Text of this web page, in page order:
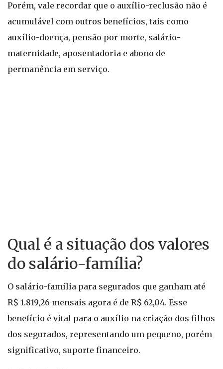
Porém, vale recordar que o auxílio-reclusão não é
acumulável com outros benefícios, tais como
auxílio-doença, pensão por morte, salário-
maternidade, aposentadoria e abono de
permanência em serviço.
Qual é a situação dos valores
do salário-família?
O salário-família para segurados que ganham até
R$ 1.819,26 mensais agora é de R$ 62,04. Esse
benefício é vital para o auxílio na criação dos filhos
dos segurados, representando um pequeno, porém
significativo, suporte financeiro.